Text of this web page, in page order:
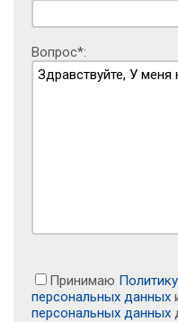
Вопрос*:
Принимаю
персональных данных
персональных данных